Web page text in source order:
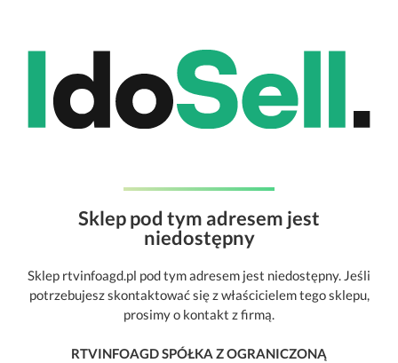
Sklep pod tym adresem jest
niedostępny
Sklep rtvinfoagd.pl pod tym adresem jest niedostępny. Jeśli
potrzebujesz skontaktować się z właścicielem tego sklepu,
prosimy o kontakt z firmą.
RTVINFOAGD SPÓŁKA Z OGRANICZONĄ